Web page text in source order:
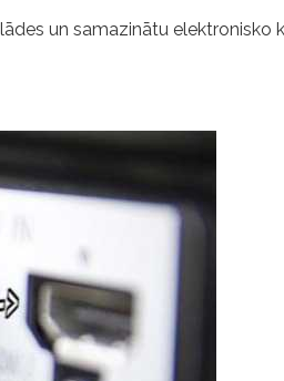
un samazinātu elektronisko